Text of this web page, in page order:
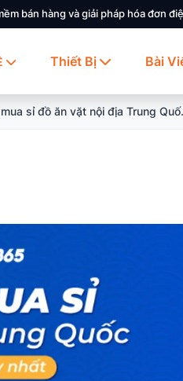
bán hàng và giải pháp hóa đơn
Thiết Bị Bài
Cách mua